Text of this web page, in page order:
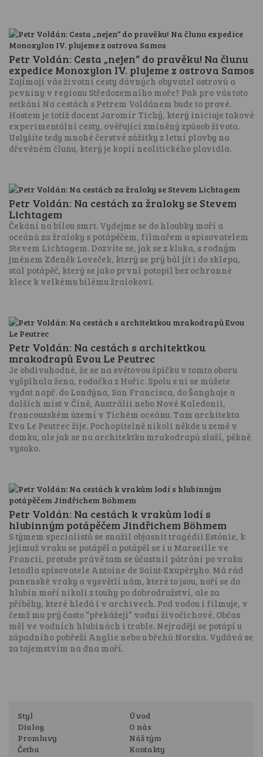
Petr Voldán: Cesta „nejen“ do pravěku! Na člunu
expedice Monoxylon IV. plujeme z ostrova Samos
Zajímají vás životní cesty dávných obyvatel ostrovů a
pevniny v regionu Středozemního moře? Pak pro vás toto
setkání Na cestách s Petrem Voldánem bude to pravé.
Hostem je totiž docent Jaromír Tichý, který iniciuje takové
experimentální cesty, ověřující zmíněný způsob života.
Uslyšíte tedy mnohé čerstvé zážitky z letní plavby na
dřevěném člunu, který je kopií neolitického plavidla.
Petr Voldán: Na cestách za žraloky se Stevem
Lichtagem
Čekání na bílou smrt. Vydejme se do hloubky moří a
oceánů za žraloky s potápěčem, filmařem a spisovatelem
Stevem Lichtagem. Dozvíte se, jak se z kluka, s rodným
jménem Zdeněk Loveček, který se prý bál jít i do sklepa,
stal potápěč, který se jako první potopil bez ochranné
klece k velkému bílému žralokovi.
Petr Voldán: Na cestách s architektkou
mrakodrapů Evou Le Peutrec
Je obdivuhodné, že se na světovou špičku v tomto oboru
vyšplhala žena, rodačka z Hořic. Spolu s ní se můžete
vydat např. do Londýna, San Francisca, do Šanghaje a
dalších míst v Číně, Austrálii nebo Nové Kaledonii,
francouzském území v Tichém oceánu. Tam architekta
Eva Le Peutrec žije. Pochopitelně nikoli někde u země v
domku, ale jak se na architektku mrakodrapů sluší, pěkně
vysoko.
Petr Voldán: Na cestách k vrakům lodí s
hlubinným potápěčem Jindřichem Böhmem
S týmem specialistů se snažil objasnit tragédii Estónie, k
jejímuž vraku se potápěl a potápěl se i u Marseille ve
Francii, protože právě tam se účastnil pátrání po vraku
letadla spisovatele Antoine de Saint-Exupéryho. Má rád
panenské vraky a vysvětlí nám, které to jsou, noří se do
hlubin moří nikoli z touhy po dobrodružství, ale za
příběhy, které hledá i v archivech. Pod vodou i filmuje, v
čemž mu prý často “překážejí” vodní živočichové. Občas
měl ve vodních hlubinách i trable. Nejraději se potápí u
západního pobřeží Anglie nebo u břehů Norska. Vydává se
za tajemstvím na dna moří.
Styl
Dialog
Promluvy
Četba
Úvod
O nás
Náš tým
Kontakty